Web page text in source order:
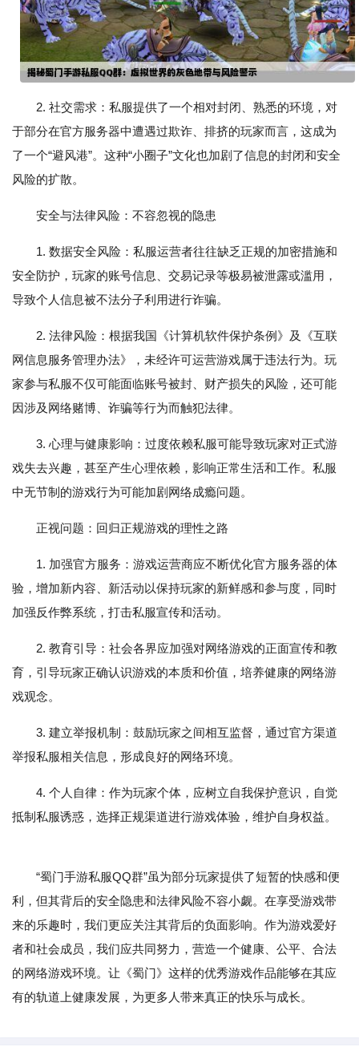
2. 社交需求：私服提供了一个相对封闭、熟悉的环境，对
于部分在官方服务器中遭遇过欺诈、排挤的玩家而言，这成为
了一个“避风港”。这种“小圈子”文化也加剧了信息的封闭和安全
风险的扩散。
安全与法律风险：不容忽视的隐患
1. 数据安全风险：私服运营者往往缺乏正规的加密措施和
安全防护，玩家的账号信息、交易记录等极易被泄露或滥用，
导致个人信息被不法分子利用进行诈骗。
2. 法律风险：根据我国《计算机软件保护条例》及《互联
网信息服务管理办法》，未经许可运营游戏属于违法行为。玩
家参与私服不仅可能面临账号被封、财产损失的风险，还可能
因涉及网络赌博、诈骗等行为而触犯法律。
3. 心理与健康影响：过度依赖私服可能导致玩家对正式游
戏失去兴趣，甚至产生心理依赖，影响正常生活和工作。私服
中无节制的游戏行为可能加剧网络成瘾问题。
正视问题：回归正规游戏的理性之路
1. 加强官方服务：游戏运营商应不断优化官方服务器的体
验，增加新内容、新活动以保持玩家的新鲜感和参与度，同时
加强反作弊系统，打击私服宣传和活动。
2. 教育引导：社会各界应加强对网络游戏的正面宣传和教
育，引导玩家正确认识游戏的本质和价值，培养健康的网络游
戏观念。
3. 建立举报机制：鼓励玩家之间相互监督，通过官方渠道
举报私服相关信息，形成良好的网络环境。
4. 个人自律：作为玩家个体，应树立自我保护意识，自觉
抵制私服诱惑，选择正规渠道进行游戏体验，维护自身权益。
“蜀门手游私服QQ群”虽为部分玩家提供了短暂的快感和便
利，但其背后的安全隐患和法律风险不容小觑。在享受游戏带
来的乐趣时，我们更应关注其背后的负面影响。作为游戏爱好
者和社会成员，我们应共同努力，营造一个健康、公平、合法
的网络游戏环境。让《蜀门》这样的优秀游戏作品能够在其应
有的轨道上健康发展，为更多人带来真正的快乐与成长。